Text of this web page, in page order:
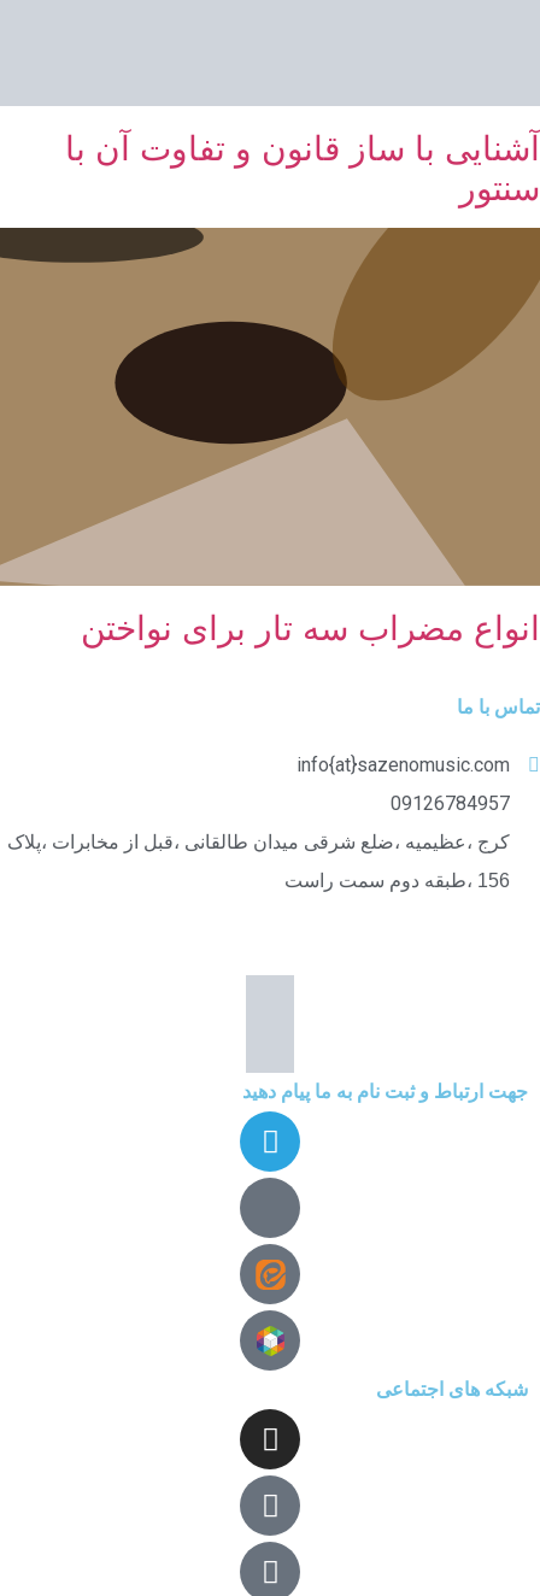
آشنایی با ساز قانون و تفاوت آن با
سنتور
انواع مضراب سه تار برای نواختن
تماس با ما
info{at}sazenomusic.com
09126784957
کرج ،عظیمیه ،ضلع شرقی میدان طالقانی ،قبل از مخابرات ،پلاک
156 ،طبقه دوم سمت راست
جهت ارتباط و ثبت نام به ما پیام دهید
شبکه های اجتماعی